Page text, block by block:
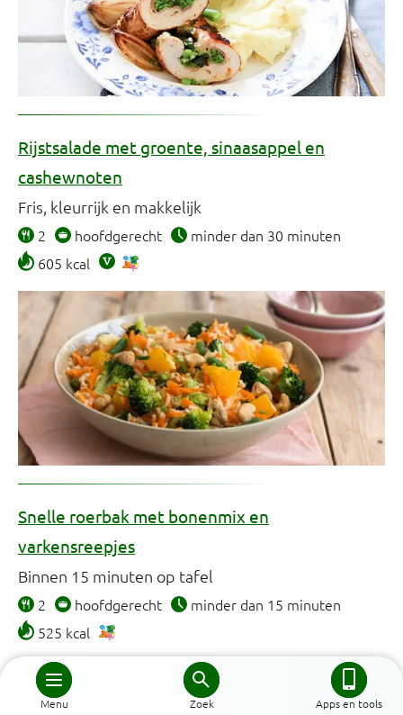
Menu Zoek Apps en tools
Rijstsalade met groente, sinaasappel en
cashewnoten
Fris, kleurrijk en makkelijk
2 hoofdgerecht
minder dan 30 minuten
605 kcal
Snelle roerbak met bonenmix en
varkensreepjes
Binnen 15 minuten op tafel
2 hoofdgerecht
minder dan 15 minuten
525 kcal